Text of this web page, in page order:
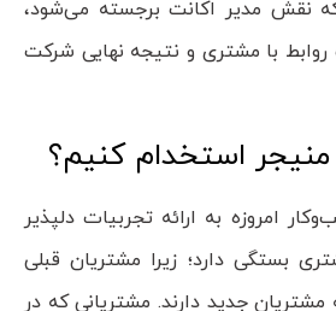
که نقش مدیر اکانت برجسته می‌شود،
با مشتری و نتیجه نهایی شرکت
منیجر استخدام کنیم؟
امروزه به ارائه تجربیات دلپذیر
بستگی دارد؛ زیرا مشتریان قبلی
جدید دارند. مشتریانی که در